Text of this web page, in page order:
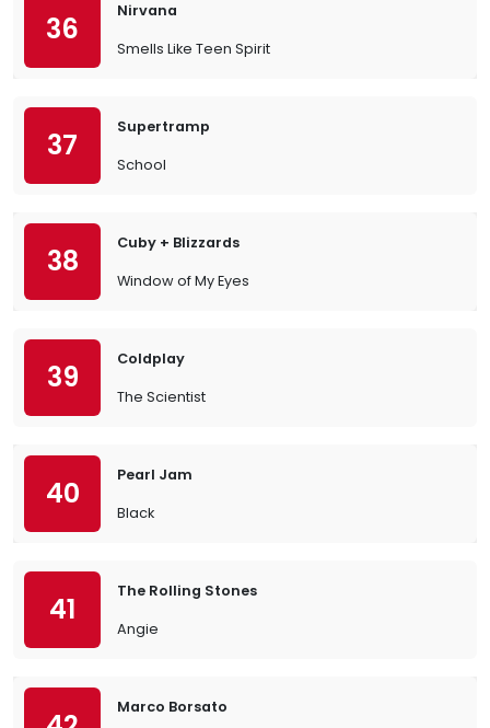
36
Nirvana
Smells Like Teen Spirit
37
Supertramp
School
38
Cuby + Blizzards
Window of My Eyes
39
Coldplay
The Scientist
40
Pearl Jam
Black
41
The Rolling Stones
Angie
Marco Borsato